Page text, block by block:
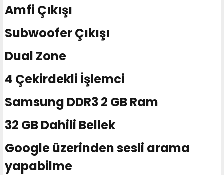
Amfi Çıkışı
Subwoofer Çıkışı
Dual Zone
4 Çekirdekli İşlemci
Samsung DDR3 2 GB Ram
32 GB Dahili Bellek
Google üzerinden sesli arama
yapabilme